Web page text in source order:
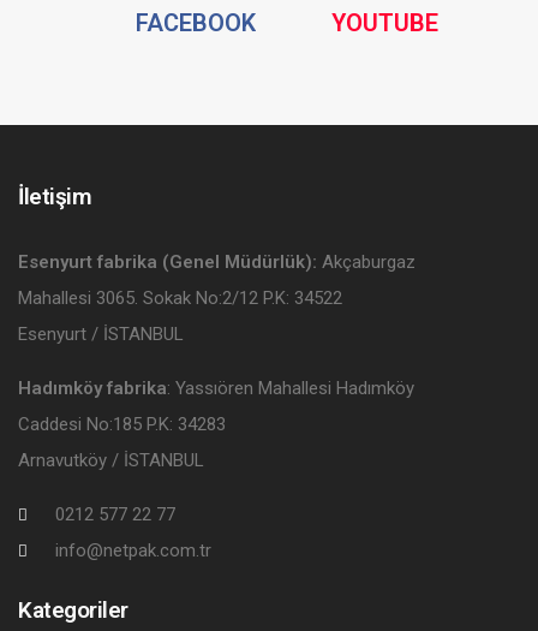
FACEBOOKSocial YOUTUBESocial
Kategoriler
İletişim
Esenyurt fabrika (Genel Müdürlük): Akçaburgaz
Mahallesi 3065. Sokak No:2/12 P.K: 34522
Esenyurt / İSTANBUL
Hadımköy fabrika: Yassıören Mahallesi Hadımköy
Caddesi No:185 P.K: 34283
Arnavutköy / İSTANBUL
0212 577 22 77
info@netpak.com.tr